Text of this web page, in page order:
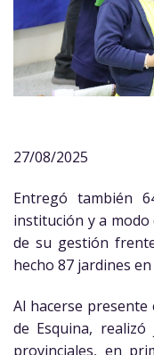
27/08/2025
Entregó también
institución y a modo
de su gestión
hecho 87 jardines
Al hacerse presente
de Esquina,
provinciales, en